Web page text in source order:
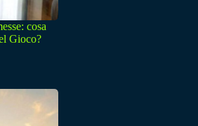
cosa
Gioco?